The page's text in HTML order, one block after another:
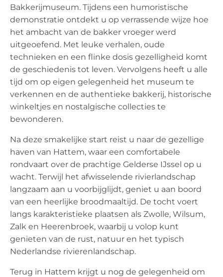
Bakkerijmuseum. Tijdens een humoristische
demonstratie ontdekt u op verrassende wijze hoe
het ambacht van de bakker vroeger werd
uitgeoefend. Met leuke verhalen, oude
technieken en een flinke dosis gezelligheid komt
de geschiedenis tot leven. Vervolgens heeft u alle
tijd om op eigen gelegenheid het museum te
verkennen en de authentieke bakkerij, historische
winkeltjes en nostalgische collecties te
bewonderen.
Na deze smakelijke start reist u naar de gezellige
haven van Hattem, waar een comfortabele
rondvaart over de prachtige Gelderse IJssel op u
wacht. Terwijl het afwisselende rivierlandschap
langzaam aan u voorbijglijdt, geniet u aan boord
van een heerlijke broodmaaltijd. De tocht voert
langs karakteristieke plaatsen als Zwolle, Wilsum,
Zalk en Heerenbroek, waarbij u volop kunt
genieten van de rust, natuur en het typisch
Nederlandse rivierenlandschap.
Terug in Hattem krijgt u nog de gelegenheid om